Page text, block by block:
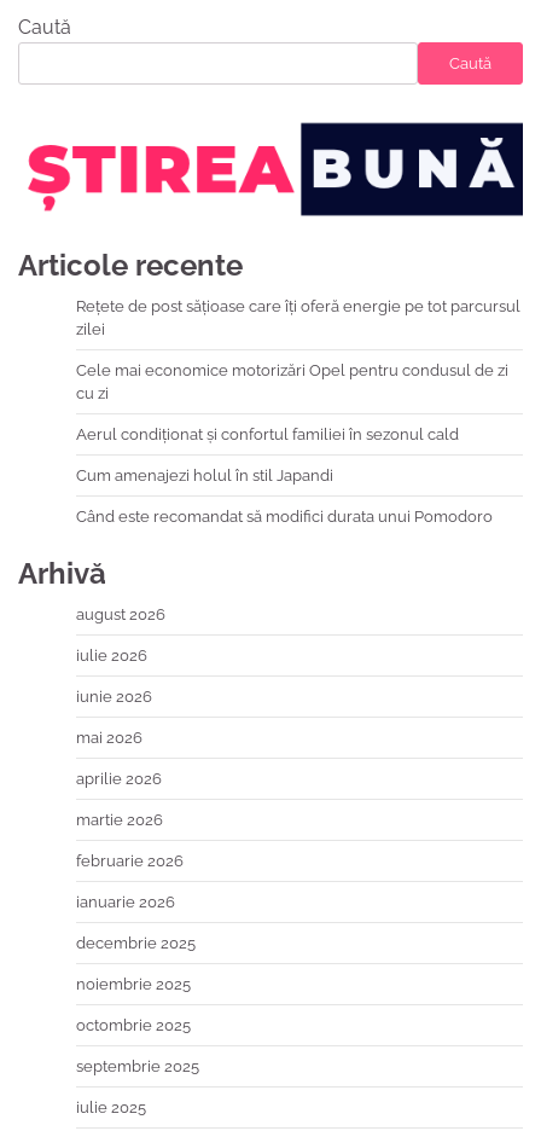
Caută
Caută
Articole recente
Rețete de post sățioase care îți oferă energie pe tot parcursul
zilei
Cele mai economice motorizări Opel pentru condusul de zi
cu zi
Aerul condiționat și confortul familiei în sezonul cald
Cum amenajezi holul în stil Japandi
Când este recomandat să modifici durata unui Pomodoro
Arhivă
august 2026
iulie 2026
iunie 2026
mai 2026
aprilie 2026
martie 2026
februarie 2026
ianuarie 2026
decembrie 2025
noiembrie 2025
octombrie 2025
septembrie 2025
iulie 2025